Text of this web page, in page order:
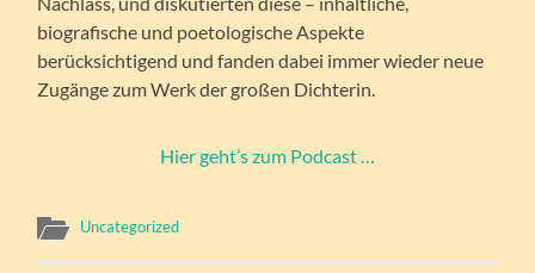
biografische und poetologische Aspekte
berücksichtigend und fanden dabei immer wieder neue
Zugänge zum Werk der großen Dichterin.
Hier geht’s zum Podcast …
Uncategorized